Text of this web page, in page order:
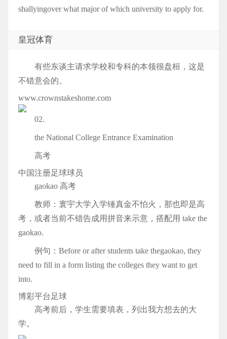
shallyingover what major of which university to apply for.
皇冠体育
有些东谈主请求学校和专科的本领很盘桓，这是
不错意会的。
www.crownstakeshome.com
02.
the National College Entrance Examination
高考
中国注册足球球员
gaokao 高考
教师：寰宇大学入学锤真金不怕火，那也即是高
考，或者当前不错告成用拼音来示意，搭配用 take the
gaokao.
例句：Before or after students take thegaokao, they
need to fill in a form listing the colleges they want to get
into.
博彩平台足球
高考前后，学生需要填表，列出我方想去的大
学。